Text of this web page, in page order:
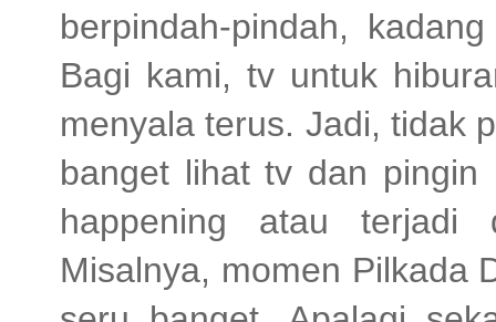
berpindah-pindah,
Bagi kami, tv untuk
menyala terus. Jadi, tidak
banget lihat tv dan
happening atau terjadi
Misalnya, momen Pilkada